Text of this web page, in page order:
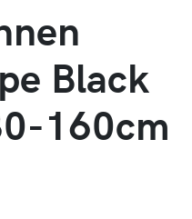
Black
160cm